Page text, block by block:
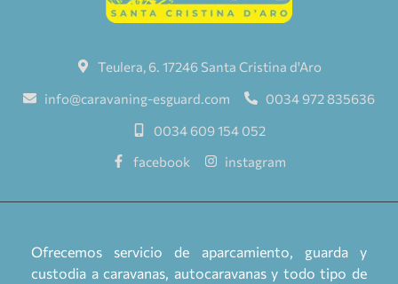
Teulera, 6. 17246 Santa Cristina d'Aro
info@caravaning-esguard.com
0034 972 835636
0034 609 154 052
facebook
instagram
Ofrecemos servicio de aparcamiento, guarda y
custodia a caravanas, autocaravanas y todo tipo de